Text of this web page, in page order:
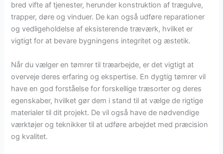
bred vifte af tjenester, herunder konstruktion af trægulve,
trapper, døre og vinduer. De kan også udføre reparationer
og vedligeholdelse af eksisterende træværk, hvilket er
vigtigt for at bevare bygningens integritet og æstetik.
Når du vælger en tømrer til træarbejde, er det vigtigt at
overveje deres erfaring og ekspertise. En dygtig tømrer vil
have en god forståelse for forskellige træsorter og deres
egenskaber, hvilket gør dem i stand til at vælge de rigtige
materialer til dit projekt. De vil også have de nødvendige
værktøjer og teknikker til at udføre arbejdet med præcision
og kvalitet.